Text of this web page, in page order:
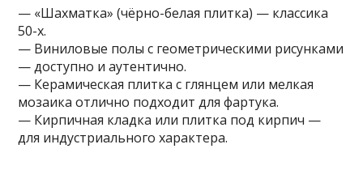
— «Шахматка» (чёрно-белая плитка) — классика
50-х.
— Виниловые полы с геометрическими рисунками
— доступно и аутентично.
— Керамическая плитка с глянцем или мелкая
мозаика отлично подходит для фартука.
— Кирпичная кладка или плитка под кирпич —
для индустриального характера.